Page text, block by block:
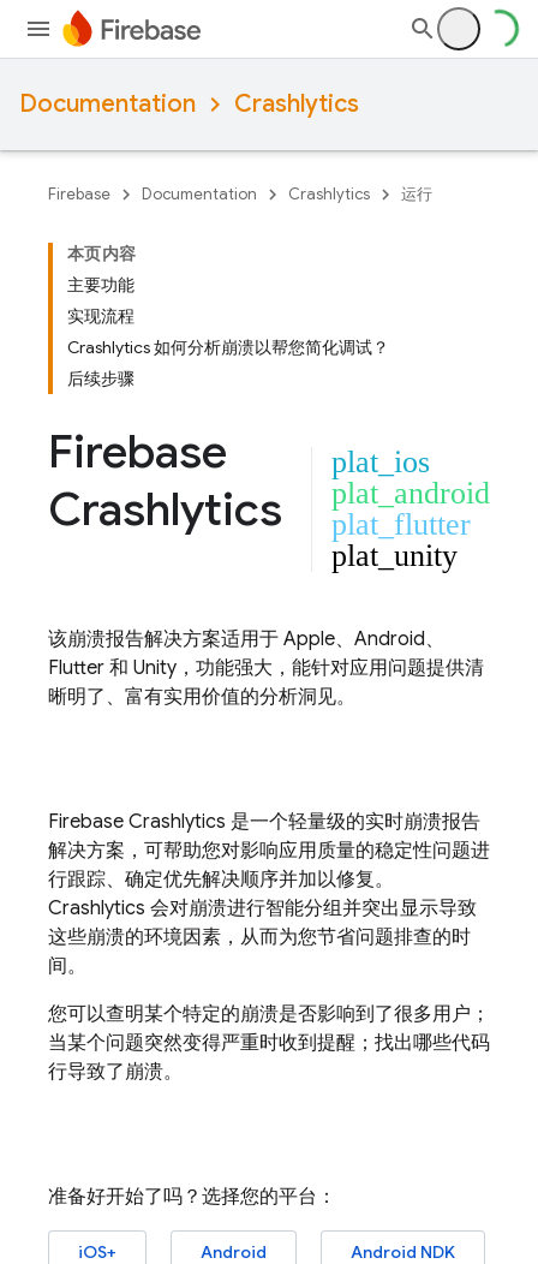
Documentation Crashlytics
Firebase Documentation Crashlytics 运行
本页内容
主要功能
实现流程
Crashlytics 如何分析崩溃以帮您简化调试？
后续步骤
Firebase
Crashlytics
plat_ios
plat_android
plat_flutter
plat_unity
该崩溃报告解决方案适用于 Apple、Android、
Flutter 和 Unity，功能强大，能针对应用问题提供清
晰明了、富有实用价值的分析洞见。
Firebase Crashlytics 是一个轻量级的实时崩溃报告
解决方案，可帮助您对影响应用质量的稳定性问题进
行跟踪、确定优先解决顺序并加以修复。
Crashlytics 会对崩溃进行智能分组并突出显示导致
这些崩溃的环境因素，从而为您节省问题排查的时
间。
您可以查明某个特定的崩溃是否影响到了很多用户；
当某个问题突然变得严重时收到提醒；找出哪些代码
行导致了崩溃。
准备好开始了吗？选择您的平台：
iOS+ Android
Android NDK